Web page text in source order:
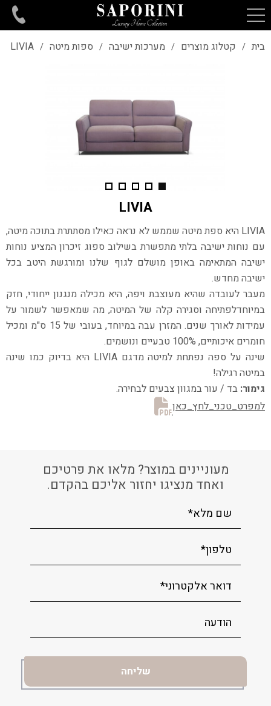
בית / קטלוג מוצרים / מערכות ישיבה / ספות מיטה /
LIVIA
LIVIA
LIVIA היא ספת מיטה שממש לא נראה כאילו מסתתרת בתוכה מיטה,
עם נוחות ישיבה בלתי מתפשרת בשילוב ספוג זיכרון המציע נוחות
ישיבה המתאימה באופן מושלםלגוף שלנו ומורגשת היטב בכל
ישיבה מחדש.
מעבר לעובדה שהיא מעוצבת ויפה, היא מכילה מנגנון ייחודי, חזק
במיוחדלפתיחה וסגירה קלה של המיטה, מה שמאפשר לשמור על
עמידות לאורך שנים.
המזרן עבה במיוחד, בעובי של 15 ס"מ ומכיל
חומרים איכותיים, 100% טבעיים ונושמים.
שינה על ספה נפתחת למיטה מדגםLIVIA היא בדיוק כמו שינה
במיטה רגילה!
גימור: בד / עור במגוון צבעים לבחירה.
למפרט_טכני_לחץ_כאן
מעוניינים במוצר? מלאו את פרטיכם
ואחד מנציגו יחזור אליכם בהקדם.